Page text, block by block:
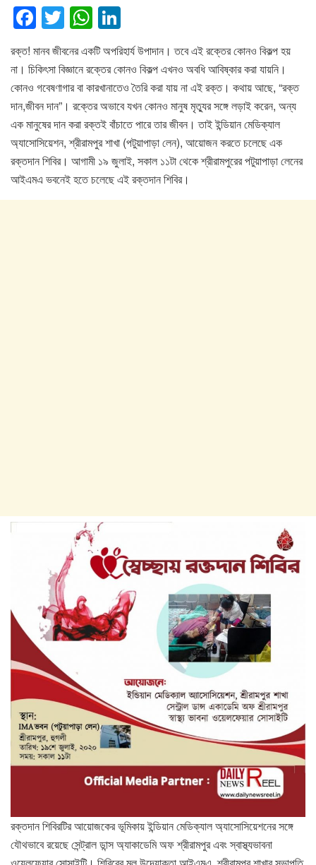
F
a
c
e
b
o
o
k
T
wi
tt
er
W
h
at
s
A
p
p
n
k
e
dI
n
রক্ত! মানব জীবনের একটি অপরিহার্য উপাদান। তবে এই রক্তের কোনও বিকল্প হয়
না। চিকিৎসা বিজ্ঞানে রক্তের কোনও বিকল্প এখনও অবধি আবিষ্কার করা যায়নি।
কোনও গবেষণাগার বা কারখানাতেও তৈরি করা যায় না এই রক্ত। কথায় আছে, “রক্ত
দান,জীবন দান”। রক্তের অভাবে যখন কোনও মানুষ মৃত্যুর সঙ্গে লড়াই করেন, অন্য
এক মানুষের দান করা রক্তই বাঁচাতে পারে তার জীবন। তাই ইন্ডিয়ান মেডিক্যাল
অ্যাসোসিয়েশন, শ্রীরামপুর শাখা (পটুয়াপাড়া লেন), আয়োজন করতে চলেছে এক
রক্তদান শিবির। আগামী ১৯ জুলাই, সকাল ১১টা থেকে শ্রীরামপুরের পটুয়াপাড়া লেনের
আইএমএ ভবনেই হতে চলেছে এই রক্তদান শিবির।
রক্তদান শিবিরটির আয়োজকের ভূমিকায় ইন্ডিয়ান মেডিক্যাল অ্যাসোসিয়েশনের সঙ্গে
যৌথভাবে রয়েছে সেন্ট্রাল ডান্স অ্যাকাডেমি অফ শ্রীরামপুর এবং স্বাস্থ্যভাবনা